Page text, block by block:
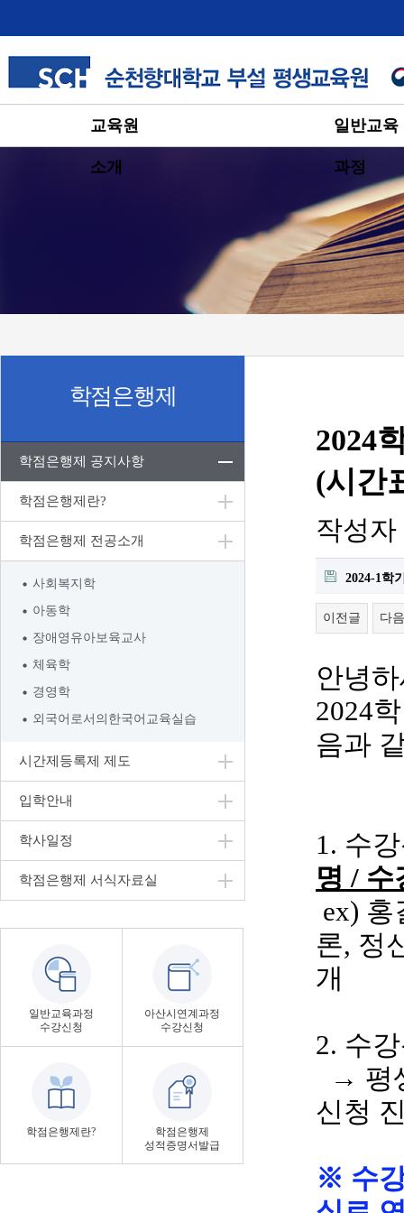
교육원
소개
일반교육
과정
학점은행제
학점은행제 공지사항
학점은행제란?
학점은행제 전공소개
사회복지학
아동학
장애영유아보육교사
체육학
경영학
외국어로서의한국어교육실습
시간제등록제 제도
입학안내
학사일정
학점은행제 서식자료실
일반교육과정
수강신청
아산시연계과정
수강신청
학점은행제란?
학점은행제
성적증명서발급
2024
(시간
작성자
2024-1학
이전글 다
안녕
2024
음과
1. 수
명/
ex) 홍
론, 정
개
2. 수
→ 평
신청
※ 수